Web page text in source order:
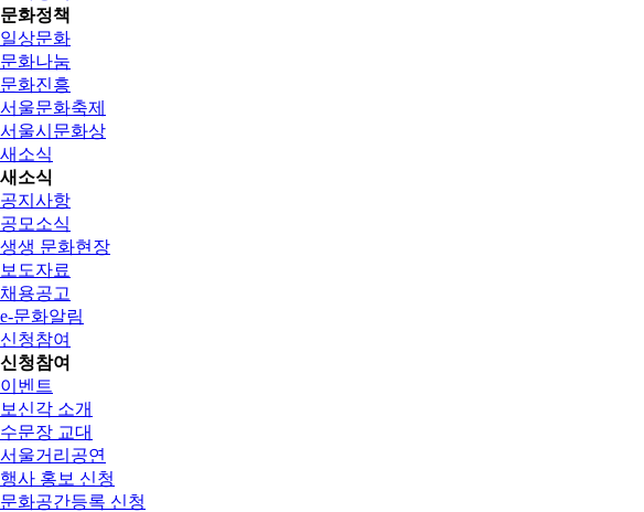
문화정책
일상문화
문화나눔
문화진흥
서울문화축제
서울시문화상
새소식
새소식
공지사항
공모소식
생생 문화현장
보도자료
채용공고
e-문화알림
신청참여
신청참여
이벤트
보신각 소개
수문장 교대
서울거리공연
행사 홍보 신청
문화공간등록 신청